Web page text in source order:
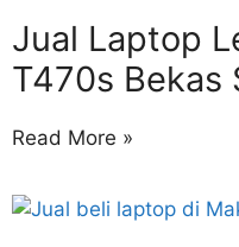
Jual Laptop
T470s Bekas
Read More »